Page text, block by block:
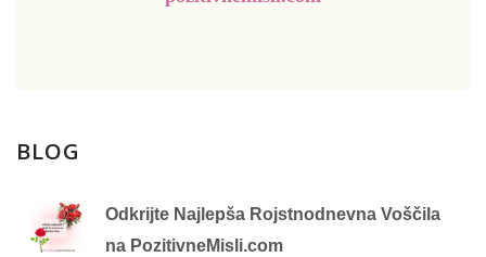
BLOG
Odkrijte Najlepša Rojstnodnevna Voščila
na PozitivneMisli.com